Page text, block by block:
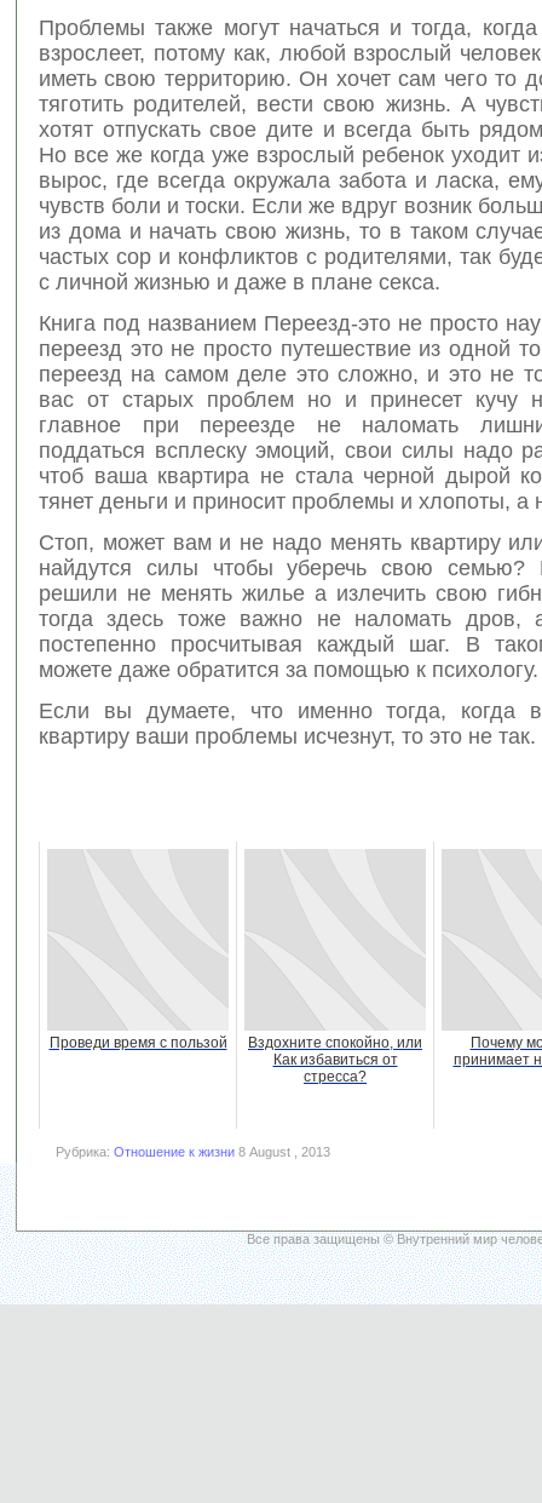
Проблемы также могут начаться и тогда,
взрослеет, потому как, любой взрослый
иметь свою территорию. Он хочет сам чего то
тяготить родителей, вести свою жизнь. А
хотят отпускать свое дите и всегда быть
Но все же когда уже взрослый ребенок уходит
вырос, где всегда окружала забота и ласка,
чувств боли и тоски. Если же вдруг возник
из дома и начать свою жизнь, то в таком
частых сор и конфликтов с родителями, так
с личной жизнью и даже в плане секса.
Книга под названием Переезд-это не просто
переезд это не просто путешествие из одной
переезд на самом деле это сложно, и это не
вас от старых проблем но и принесет кучу
главное при переезде не наломать
поддаться всплеску эмоций, свои силы надо
чтоб ваша квартира не стала черной дырой
тянет деньги и приносит проблемы и хлопоты, а
Стоп, может вам и не надо менять квартиру
найдутся силы чтобы уберечь свою
решили не менять жилье а излечить свою
тогда здесь тоже важно не наломать дров,
постепенно просчитывая каждый шаг. В
можете даже обратится за помощью к психологу.
Если вы думаете, что именно тогда, когда
квартиру ваши проблемы исчезнут, то это не так.
Проведи время с пользой
Вздохните спокойно, или
Как избавиться от
стресса?
Почему
принимает
Рубрика: Отношение к жизни 8 August , 2013
Все права защищены © Внутренний мир